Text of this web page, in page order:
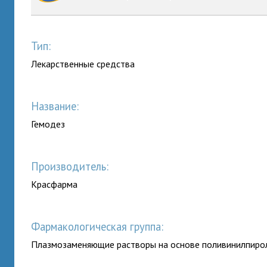
Тип:
Лекарственные средства
Название:
Гемодез
Производитель:
Красфарма
Фармакологическая группа:
Плазмозаменяющие растворы на основе